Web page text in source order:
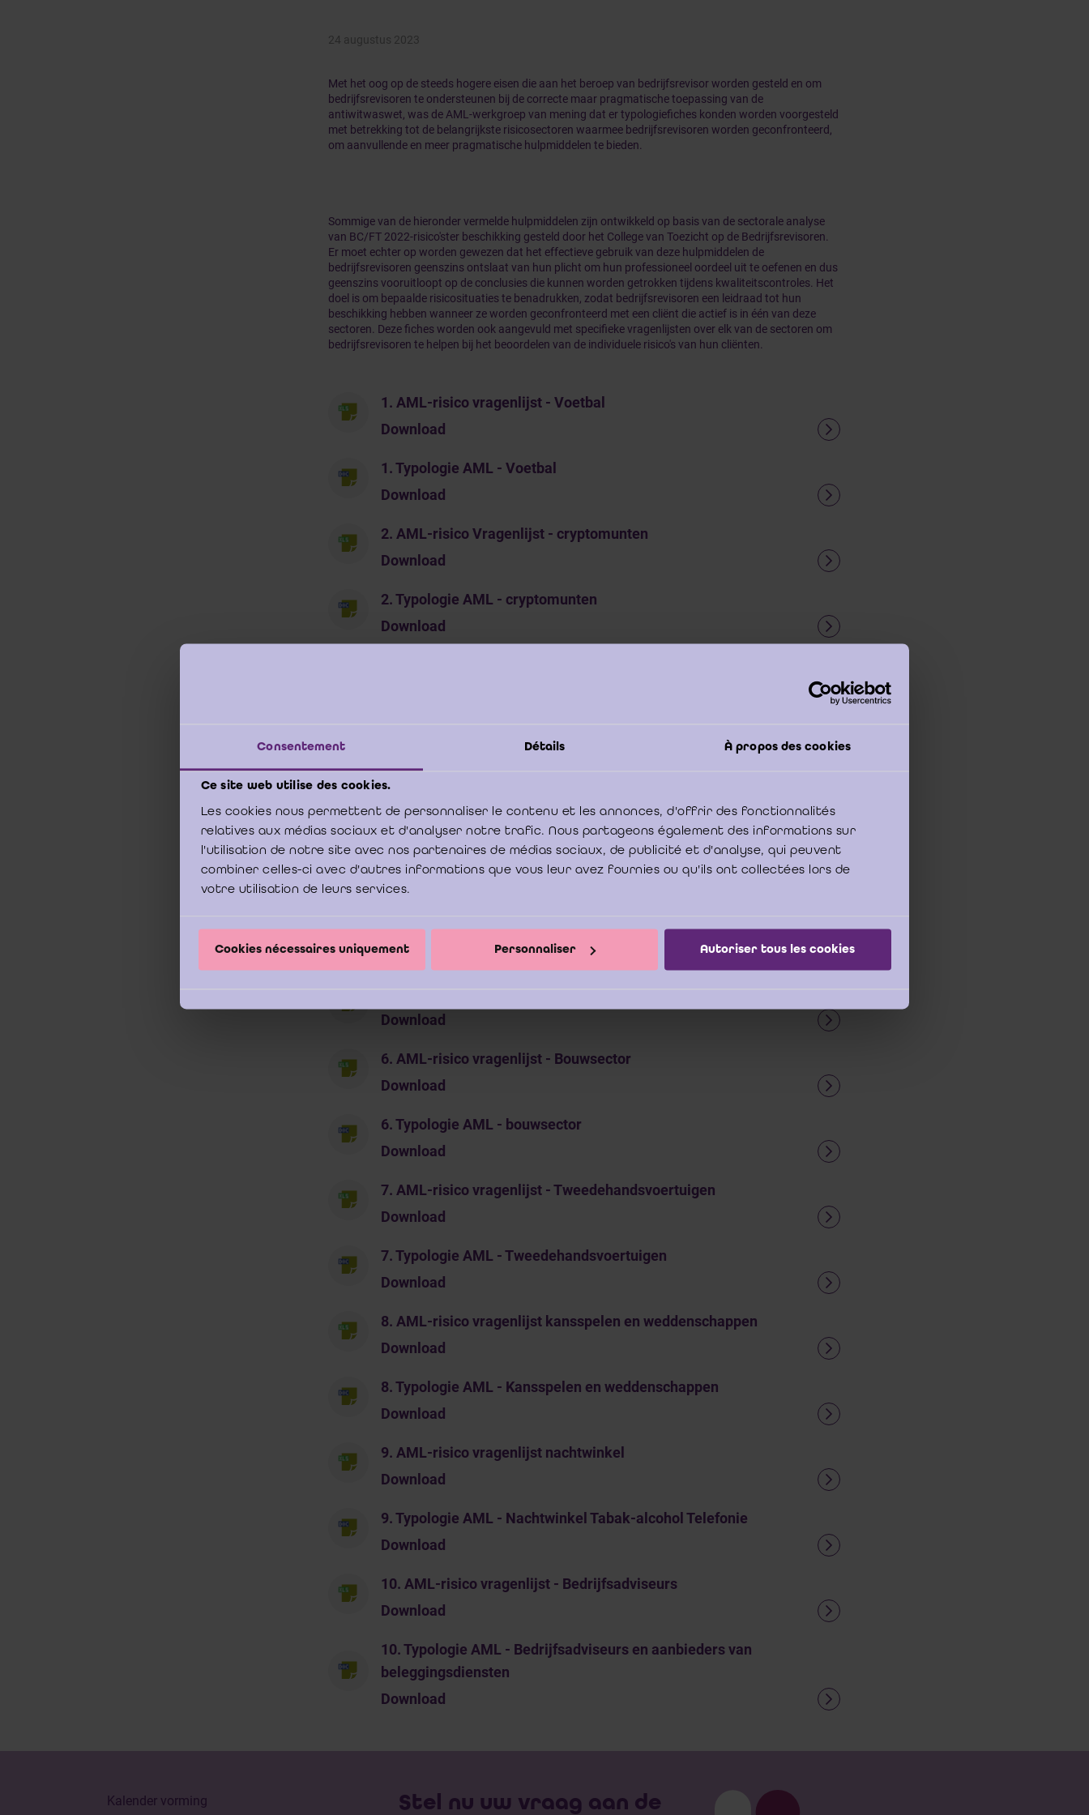
Consentement Détails À propos des cookies
Ce site web utilise des cookies.
Les cookies nous permettent de personnaliser le contenu et les annonces, d'offrir des fonctionnalités
relatives aux médias sociaux et d'analyser notre trafic. Nous partageons également des informations sur
l'utilisation de notre site avec nos partenaires de médias sociaux, de publicité et d'analyse, qui peuvent
combiner celles-ci avec d'autres informations que vous leur avez fournies ou qu'ils ont collectées lors de
votre utilisation de leurs services.
Cookies nécessaires uniquement Personnaliser Autoriser tous les cookies
24 augustus 2023
Met het oog op de steeds hogere eisen die aan het beroep van bedrijfsrevisor worden gesteld en om
bedrijfsrevisoren te ondersteunen bij de correcte maar pragmatische toepassing van de
antiwitwaswet, was de AML-werkgroep van mening dat er typologiefiches konden worden voorgesteld
met betrekking tot de belangrijkste risicosectoren waarmee bedrijfsrevisoren worden geconfronteerd,
om aanvullende en meer pragmatische hulpmiddelen te bieden.
Sommige van de hieronder vermelde hulpmiddelen zijn ontwikkeld op basis van de sectorale analyse
van BC/FT 2022-risico'ster beschikking gesteld door het College van Toezicht op de Bedrijfsrevisoren.
Er moet echter op worden gewezen dat het effectieve gebruik van deze hulpmiddelen de
bedrijfsrevisoren geenszins ontslaat van hun plicht om hun professioneel oordeel uit te oefenen en dus
geenszins vooruitloopt op de conclusies die kunnen worden getrokken tijdens kwaliteitscontroles. Het
doel is om bepaalde risicosituaties te benadrukken, zodat bedrijfsrevisoren een leidraad tot hun
beschikking hebben wanneer ze worden geconfronteerd met een cliënt die actief is in één van deze
sectoren. Deze fiches worden ook aangevuld met specifieke vragenlijsten over elk van de sectoren om
bedrijfsrevisoren te helpen bij het beoordelen van de individuele risico's van hun cliënten.
1. AML-risico vragenlijst - Voetbal
Download
1. Typologie AML - Voetbal
Download
2. AML-risico Vragenlijst - cryptomunten
Download
2. Typologie AML - cryptomunten
Download
Download
4. Typologie AML - goud en edele metalen
Download
5. AML-risico vragenlijst - Horeca_GT ISA
Download
Download
6. AML-risico vragenlijst - Bouwsector
Download
6. Typologie AML - bouwsector
Download
7. AML-risico vragenlijst - Tweedehandsvoertuigen
Download
7. Typologie AML - Tweedehandsvoertuigen
Download
8. AML-risico vragenlijst kansspelen en weddenschappen
Download
8. Typologie AML - Kansspelen en weddenschappen
Download
9. AML-risico vragenlijst nachtwinkel
Download
9. Typologie AML - Nachtwinkel Tabak-alcohol Telefonie
Download
10. AML-risico vragenlijst - Bedrijfsadviseurs
Download
10. Typologie AML - Bedrijfsadviseurs en aanbieders van
beleggingsdiensten
Download
Kalender vorming
Stel nu uw vraag aan de